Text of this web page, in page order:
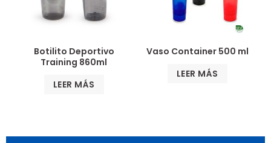
Botilito Deportivo
Training 860ml
LEER MÁS
Vaso Container 500 ml
LEER MÁS